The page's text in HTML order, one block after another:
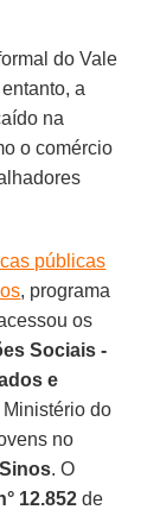
do Vale
a
na
o comércio
públicas
, programa
os
Sociais -
e
Ministério do
no
. O
12.852 de